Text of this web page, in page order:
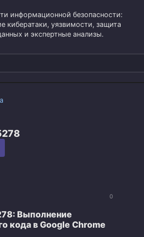
информационной безопасности:
кибератаки, уязвимости, защита
и экспертные анализы.
0
Выполнение
кода в Google Chrome